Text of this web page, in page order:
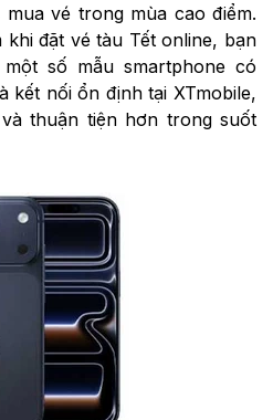
vé trong mùa cao điểm.
đặt vé tàu Tết online, bạn
số mẫu smartphone có
kết nối ổn định tại XTmobile,
thuận tiện hơn trong suốt